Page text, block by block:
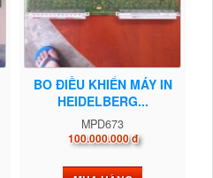
BO ĐIỀU KHIỂN MÁY IN
HEIDELBERG...
MPD673
100.000.000 đ